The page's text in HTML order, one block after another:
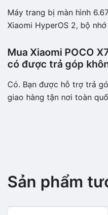
Máy trang bị màn hình
Xiaomi HyperOS 2, bộ nhớ
Mua Xiaomi POCO
có được trả góp
Có. Bạn được hỗ trợ trả
giao hàng tận nơi toàn
Sản phẩm